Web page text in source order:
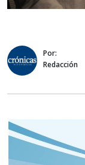
Por:
Redacción